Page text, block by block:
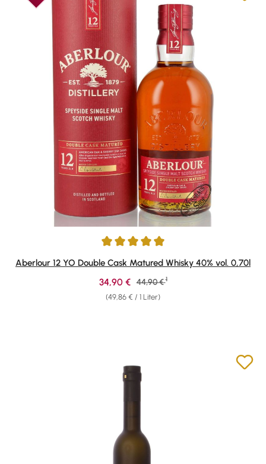
Durchschnittliche Bewertung von 4.88 von 5 Sternen
Aberlour 12 YO Double Cask Matured Whisky 40% vol. 0,70l
(49,86 € / 1 Liter)
Verkaufspreis:
34,90 € Regulärer Preis:
44,90 € 1